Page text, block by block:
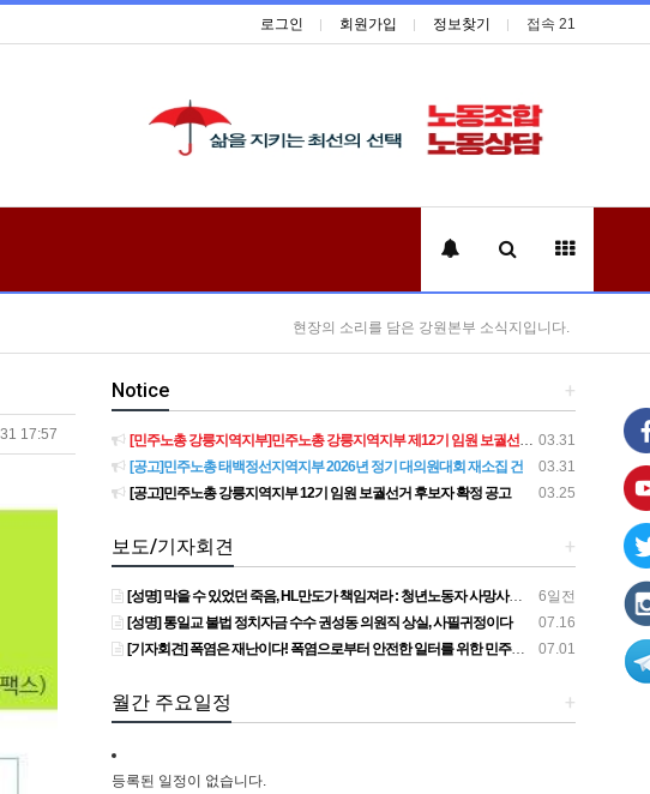
로그인 회원가입 정보찾기 접속 21
현장의 소리를 담은 강원본부 소식지입니다.
17:57
+
Notice
03.31
[민주노총 강릉지역지부]민주노총 강릉지역지부 제12기 임원 보궐선거결과 공고
03.31
[공고]민주노총 태백정선지역지부 2026년 정기 대의원대회 재소집 건
03.25
[공고]민주노총 강릉지역지부 12기 임원 보궐선거 후보자 확정 공고
+
보도/기자회견
6일전
[성명] 막을 수 있었던 죽음, HL만도가 책임져라 : 청년노동자 사망사고의 철저한 진상규명과 재발방지 대책 마련하라
07.16
[성명] 통일교 불법 정치자금 수수 권성동 의원직 상실, 사필귀정이다
07.01
[기자회견] 폭염은 재난이다! 폭염으로부터 안전한 일터를 위한 민주노총 강원지역본부 폭염감시단 선포 기자회견
+
월간 주요일정
등록된 일정이 없습니다.